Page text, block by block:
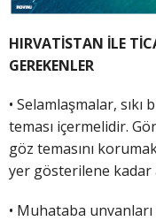
HIRVATİSTAN İLE
GEREKENLER
• Selamlaşmalar, sıkı
teması içermelidir.
göz temasını
yer gösterilene
• Muhataba